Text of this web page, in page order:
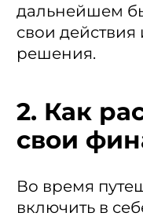
дальнейшем
свои
решения.
2. Как
свои
Во время
включить в